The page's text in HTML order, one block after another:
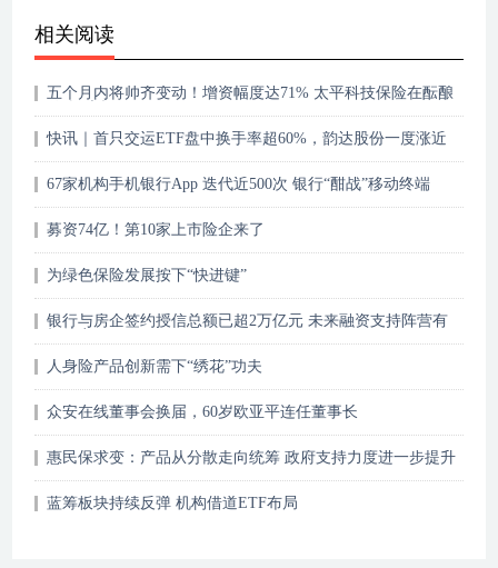
相关阅读
五个月内将帅齐变动！增资幅度达71% 太平科技保险在酝酿
快讯｜首只交运ETF盘中换手率超60%，韵达股份一度涨近
67家机构手机银行App 迭代近500次 银行“酣战”移动终端
募资74亿！第10家上市险企来了
为绿色保险发展按下“快进键”
银行与房企签约授信总额已超2万亿元 未来融资支持阵营有
人身险产品创新需下“绣花”功夫
众安在线董事会换届，60岁欧亚平连任董事长
惠民保求变：产品从分散走向统筹 政府支持力度进一步提升
蓝筹板块持续反弹 机构借道ETF布局